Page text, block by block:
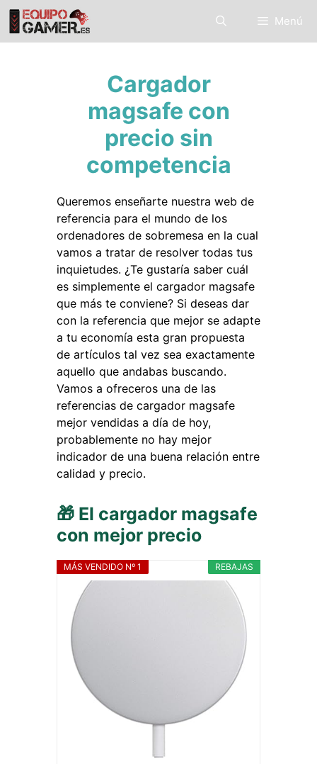
Saltar
contenido
Menú
Cargador
magsafe con
precio sin
competencia
Queremos enseñarte nuestra web de
referencia para el mundo de los
ordenadores de sobremesa en la cual
vamos a tratar de resolver todas tus
inquietudes. ¿Te gustaría saber cuál
es simplemente el cargador magsafe
que más te conviene? Si deseas dar
con la referencia que mejor se adapte
a tu economía esta gran propuesta
de artículos tal vez sea exactamente
aquello que andabas buscando.
Vamos a ofreceros una de las
referencias de cargador magsafe
mejor vendidas a día de hoy,
probablemente no hay mejor
indicador de una buena relación entre
calidad y precio.
🎁 El cargador magsafe
con mejor precio
REBAJAS
MÁS VENDIDO Nº 1